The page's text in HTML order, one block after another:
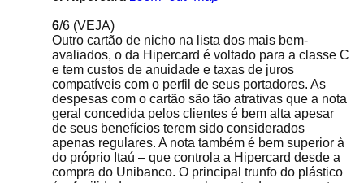
6/6 (VEJA)
Outro cartão de nicho na lista dos mais bem-
avaliados, o da Hipercard é voltado para a classe C
e tem custos de anuidade e taxas de juros
compatíveis com o perfil de seus portadores. As
despesas com o cartão são tão atrativas que a nota
geral concedida pelos clientes é bem alta apesar
de seus benefícios terem sido considerados
apenas regulares. A nota também é bem superior à
do próprio Itaú – que controla a Hipercard desde a
compra do Unibanco. O principal trunfo do plástico